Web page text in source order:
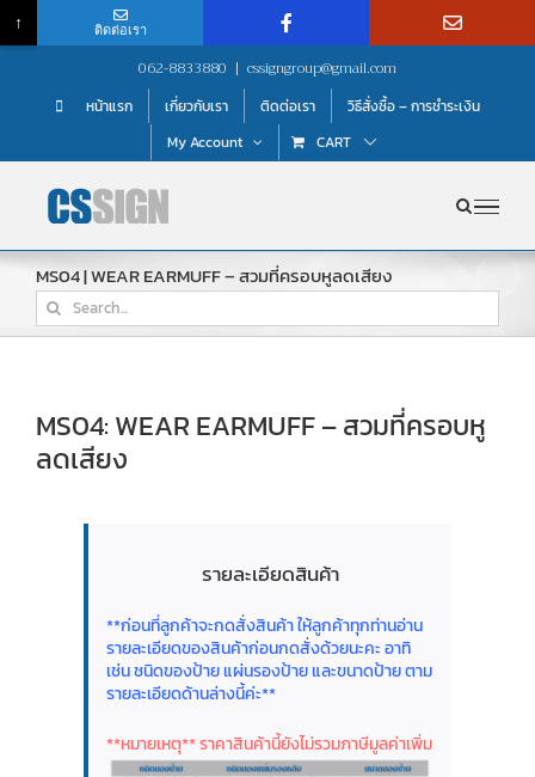
content
062-8833880 | cssigngroup@gmail.com
หน้าแรก เกี่ยวกับเรา ติดต่อเรา
วิธีสั่งซื้อ – การชำระเงิน
My Account
CART
MS04 | WEAR EARMUFF – สวมที่ครอบหูลดเสียง
Search
for:
MS04: WEAR EARMUFF – สวมที่ครอบหู
ลดเสียง
รายละเอียดสินค้า
**ก่อนที่ลูกค้าจะกดสั่งสินค้า ให้ลูกค้าทุกท่านอ่าน
รายละเอียดของสินค้าก่อนกดสั่งด้วยนะคะ อาทิ
เช่น ชนิดของป้าย แผ่นรองป้าย และขนาดป้าย ตาม
รายละเอียดด้านล่างนี้ค่ะ**
**หมายเหตุ** ราคาสินค้านี้ยังไม่รวมภาษีมูลค่าเพิ่ม
↑ ติดต่อเรา